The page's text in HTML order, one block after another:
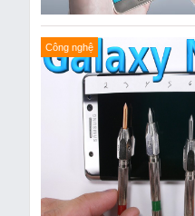
Công nghệ